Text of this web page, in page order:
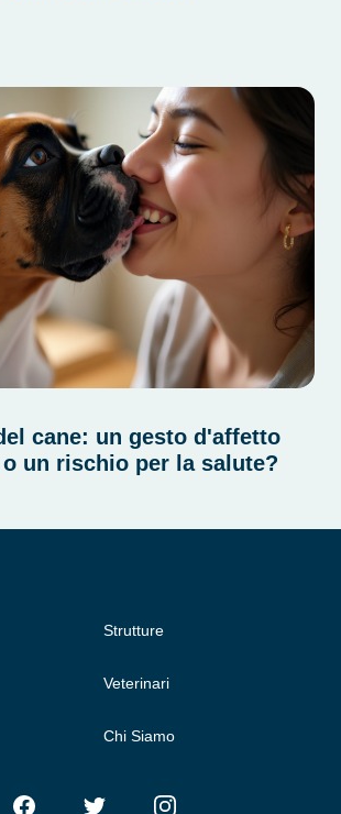
cane: un gesto d'affetto
un rischio per la salute?
Strutture
Veterinari
Chi Siamo
FacebookTwitter Instagram